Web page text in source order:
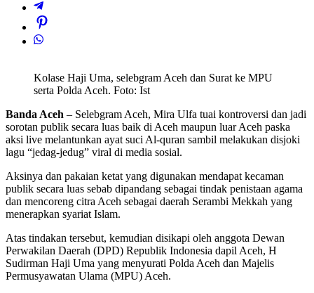
Kolase Haji Uma, selebgram Aceh dan Surat ke MPU
serta Polda Aceh. Foto: Ist
Banda Aceh – Selebgram Aceh, Mira Ulfa tuai kontroversi dan jadi
sorotan publik secara luas baik di Aceh maupun luar Aceh paska
aksi live melantunkan ayat suci Al-quran sambil melakukan disjoki
lagu “jedag-jedug” viral di media sosial.
Aksinya dan pakaian ketat yang digunakan mendapat kecaman
publik secara luas sebab dipandang sebagai tindak penistaan agama
dan mencoreng citra Aceh sebagai daerah Serambi Mekkah yang
menerapkan syariat Islam.
Atas tindakan tersebut, kemudian disikapi oleh anggota Dewan
Perwakilan Daerah (DPD) Republik Indonesia dapil Aceh, H
Sudirman Haji Uma yang menyurati Polda Aceh dan Majelis
Permusyawatan Ulama (MPU) Aceh.